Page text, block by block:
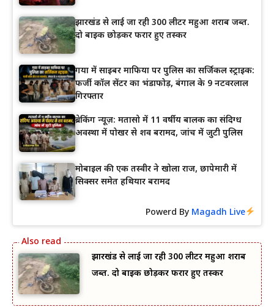
झारखंड से लाई जा रही 300 लीटर महुआ शराब जब्त.
दो बाइक छोड़कर फरार हुए तस्कर
गया में साइबर माफिया पर पुलिस का सर्जिकल स्ट्राइक:
फर्जी कॉल सेंटर का भंडाफोड़, बंगाल के 9 नटवरलाल
गिरफ्तार
ब्रेकिंग न्यूज़: मतासो में 11 वर्षीय बालक का संदिग्ध
अवस्था में पोखर से शव बरामद, जांच में जुटी पुलिस
मोबाइल की एक तस्वीर ने खोला राज, छापेमारी में
सिक्सर समेत हथियार बरामद
Powerd By Magadh Live
झारखंड से लाई जा रही 300 लीटर महुआ शराब
जब्त. दो बाइक छोड़कर फरार हुए तस्कर